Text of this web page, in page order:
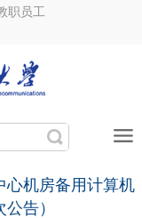
职员工
心机房备用计算机
告）